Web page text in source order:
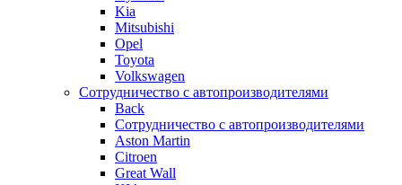
Kia
Mitsubishi
Opel
Toyota
Volkswagen
Сотрудничество с автопроизводителями
Back
Сотрудничество с автопроизводителями
Aston Martin
Citroen
Great Wall